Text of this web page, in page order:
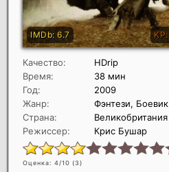
Качество:
HDrip
Время:
38 мин
Год:
2009
Жанр:
Фэнтези, Боевик
Страна:
Великобритания
Режиссер:
Крис Бушар
Оценка: 4/10 (3)